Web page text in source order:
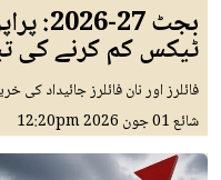
بجٹ
ٹیکس کم کرنے کی
فائلرز اور نان فائلرز جائیداد
شائع01 جون 2026 12:20pm